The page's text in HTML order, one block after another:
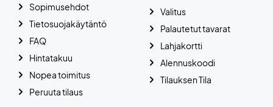
Sopimusehdot
Tietosuojakäytäntö
FAQ
Hintatakuu
Nopea toimitus
Peruuta tilaus
Valitus
Palautetut tavarat
Lahjakortti
Alennuskoodi
Tilauksen Tila